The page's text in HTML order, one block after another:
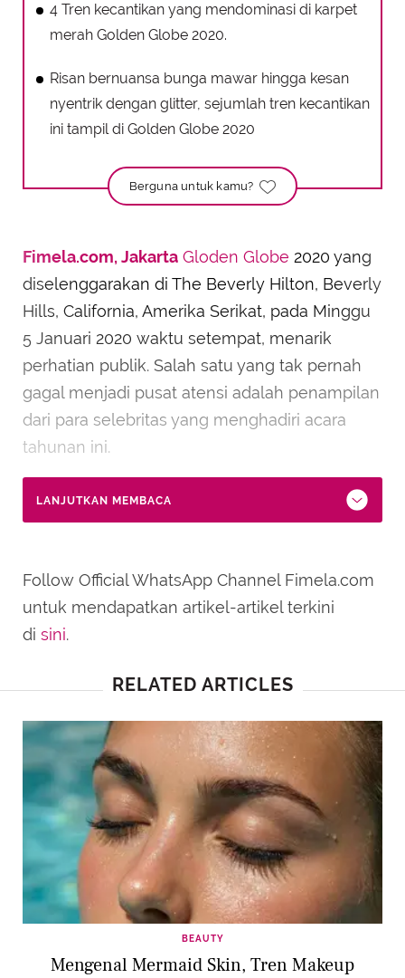
4 Tren kecantikan yang mendominasi di karpet
merah Golden Globe 2020.
Risan bernuansa bunga mawar hingga kesan
nyentrik dengan glitter, sejumlah tren kecantikan
ini tampil di Golden Globe 2020
Berguna untuk kamu?
Fimela.com, Jakarta Gloden Globe 2020 yang
diselenggarakan di The Beverly Hilton, Beverly
Hills, California, Amerika Serikat, pada Minggu
5 Januari 2020 waktu setempat, menarik
perhatian publik. Salah satu yang tak pernah
gagal menjadi pusat atensi adalah penampilan
dari para selebritas yang menghadiri acara
tahunan ini.
LANJUTKAN MEMBACA
Follow Official WhatsApp Channel Fimela.com
untuk mendapatkan artikel-artikel terkini
di sini.
RELATED ARTICLES
BEAUTY
Mengenal Mermaid Skin, Tren Makeup